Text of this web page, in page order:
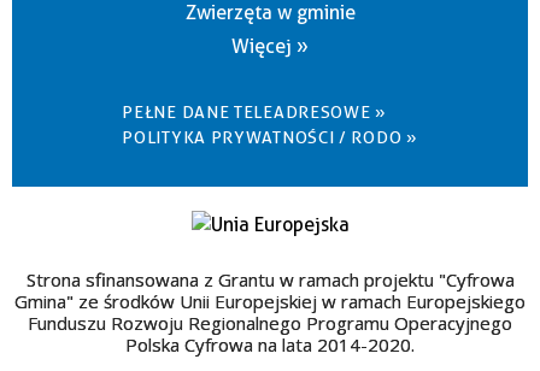
Zwierzęta w gminie
Więcej »
PEŁNE DANE TELEADRESOWE »
POLITYKA PRYWATNOŚCI / RODO »
Strona sfinansowana z Grantu w ramach projektu "Cyfrowa
Gmina" ze środków Unii Europejskiej w ramach Europejskiego
Funduszu Rozwoju Regionalnego Programu Operacyjnego
Polska Cyfrowa na lata 2014-2020.